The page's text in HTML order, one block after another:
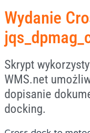
Wydanie
Skrypt
WMS.net
dopisanie
docking.